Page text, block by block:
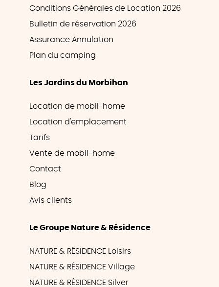
Conditions Générales de Location 2026
Bulletin de réservation 2026
Assurance Annulation
Plan du camping
Les Jardins du Morbihan
Location de mobil-home
Location d'emplacement
Tarifs
Vente de mobil-home
Contact
Blog
Avis clients
Le Groupe Nature & Résidence
NATURE & RÉSIDENCE Loisirs
NATURE & RÉSIDENCE Village
NATURE & RÉSIDENCE Silver